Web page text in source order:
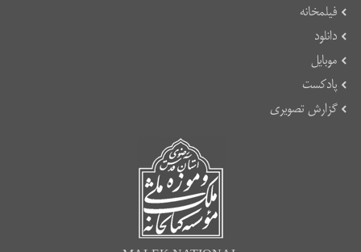
فیلمخانه
دانلود
موبایل
پادکست
گزارش تصویری